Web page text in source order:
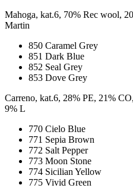
Mahoga, kat.6, 70% Rec wool,
Martin
850 Caramel Grey
851 Dark Blue
852 Seal Grey
853 Dove Grey
Carreno, kat.6, 28% PE, 21%
9% L
770 Cielo Blue
771 Sepia Brown
772 Salt Pepper
773 Moon Stone
774 Sicilian Yellow
775 Vivid Green